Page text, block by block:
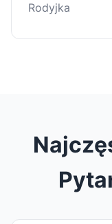
Rodyjka